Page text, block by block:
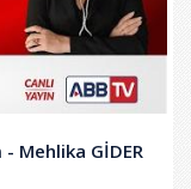
Mehlika GİDER